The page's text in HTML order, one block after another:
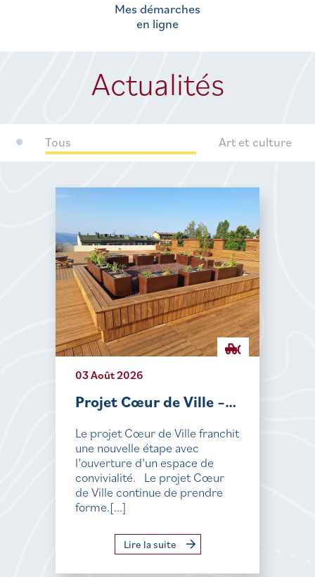
Mes démarches
en ligne
Actualités
Tous Art et culture
03 Août 2026
Projet Cœur de Ville –…
Le projet Cœur de Ville franchit
une nouvelle étape avec
l’ouverture d’un espace de
convivialité. Le projet Cœur
de Ville continue de prendre
forme.[...]
Lire la suite